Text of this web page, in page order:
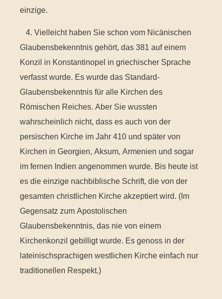
einzige.
4. Vielleicht haben Sie schon vom Nicänischen
Glaubensbekenntnis gehört, das 381 auf einem
Konzil in Konstantinopel in griechischer Sprache
verfasst wurde. Es wurde das Standard-
Glaubensbekenntnis für alle Kirchen des
Römischen Reiches. Aber Sie wussten
wahrscheinlich nicht, dass es auch von der
persischen Kirche im Jahr 410 und später von
Kirchen in Georgien, Aksum, Armenien und sogar
im fernen Indien angenommen wurde. Bis heute ist
es die einzige nachbiblische Schrift, die von der
gesamten christlichen Kirche akzeptiert wird. (Im
Gegensatz zum Apostolischen
Glaubensbekenntnis, das nie von einem
Kirchenkonzil gebilligt wurde. Es genoss in der
lateinischsprachigen westlichen Kirche einfach nur
traditionellen Respekt.)